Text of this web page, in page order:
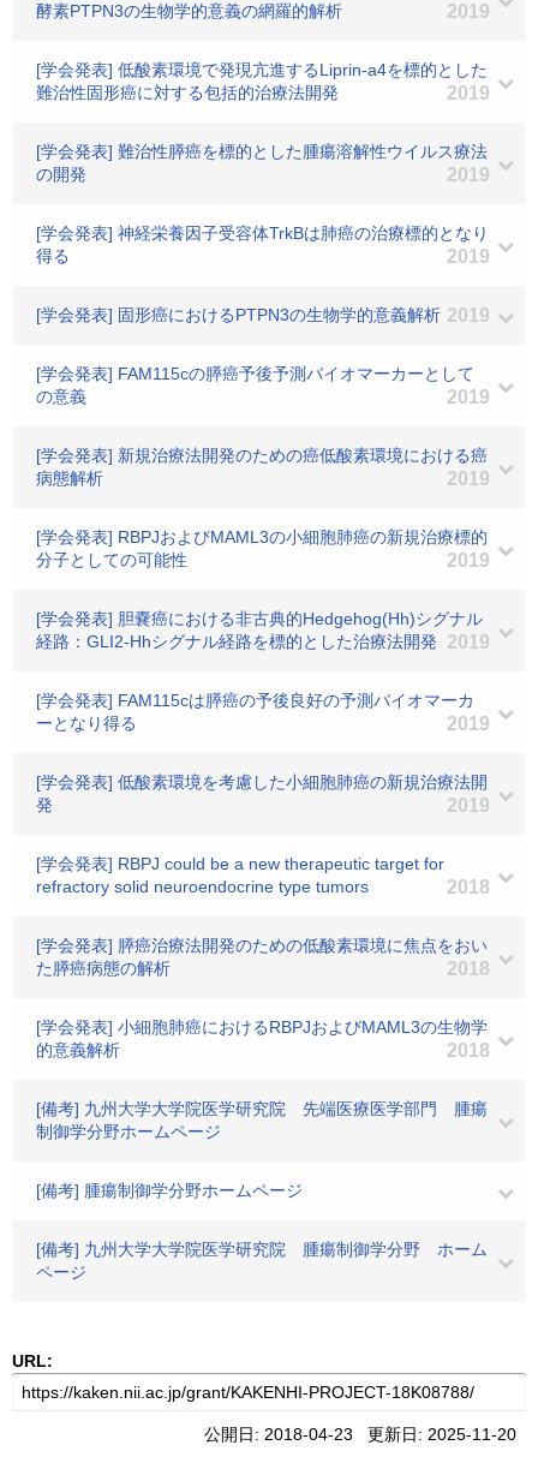
酵素PTPN3の生物学的意義の網羅的解析
2019
[学会発表] 低酸素環境で発現亢進するLiprin-a4を標的とした
難治性固形癌に対する包括的治療法開発
2019
[学会発表] 難治性膵癌を標的とした腫瘍溶解性ウイルス療法
の開発
2019
[学会発表] 神経栄養因子受容体TrkBは肺癌の治療標的となり
得る
2019
[学会発表] 固形癌におけるPTPN3の生物学的意義解析 2019
[学会発表] FAM115cの膵癌予後予測バイオマーカーとして
の意義
2019
[学会発表] 新規治療法開発のための癌低酸素環境における癌
病態解析
2019
[学会発表] RBPJおよびMAML3の小細胞肺癌の新規治療標的
分子としての可能性
2019
[学会発表] 胆嚢癌における非古典的Hedgehog(Hh)シグナル
経路：GLI2-Hhシグナル経路を標的とした治療法開発
2019
[学会発表] FAM115cは膵癌の予後良好の予測バイオマーカ
ーとなり得る
2019
[学会発表] 低酸素環境を考慮した小細胞肺癌の新規治療法開
発
2019
[学会発表] RBPJ could be a new therapeutic target for
refractory solid neuroendocrine type tumors
2018
[学会発表] 膵癌治療法開発のための低酸素環境に焦点をおい
た膵癌病態の解析
2018
[学会発表] 小細胞肺癌におけるRBPJおよびMAML3の生物学
的意義解析
2018
[備考] 九州大学大学院医学研究院 先端医療医学部門 腫瘍
制御学分野ホームページ
[備考] 腫瘍制御学分野ホームページ
[備考] 九州大学大学院医学研究院 腫瘍制御学分野 ホーム
ページ
URL:
公開日: 2018-04-23 更新日: 2025-11-20